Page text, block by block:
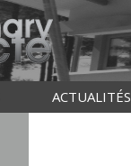
ACTUALITÉS